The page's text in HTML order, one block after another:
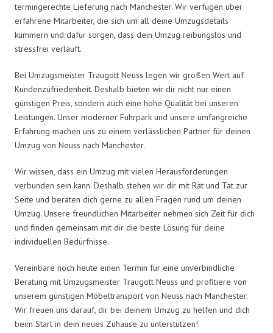
termingerechte Lieferung nach Manchester. Wir verfügen über
erfahrene Mitarbeiter, die sich um all deine Umzugsdetails
kümmern und dafür sorgen, dass dein Umzug reibungslos und
stressfrei verläuft.
Bei Umzugsmeister Traugott Neuss legen wir großen Wert auf
Kundenzufriedenheit. Deshalb bieten wir dir nicht nur einen
günstigen Preis, sondern auch eine hohe Qualität bei unseren
Leistungen. Unser moderner Fuhrpark und unsere umfangreiche
Erfahrung machen uns zu einem verlässlichen Partner für deinen
Umzug von Neuss nach Manchester.
Wir wissen, dass ein Umzug mit vielen Herausforderungen
verbunden sein kann. Deshalb stehen wir dir mit Rat und Tat zur
Seite und beraten dich gerne zu allen Fragen rund um deinen
Umzug. Unsere freundlichen Mitarbeiter nehmen sich Zeit für dich
und finden gemeinsam mit dir die beste Lösung für deine
individuellen Bedürfnisse.
Vereinbare noch heute einen Termin für eine unverbindliche
Beratung mit Umzugsmeister Traugott Neuss und profitiere von
unserem günstigen Möbeltransport von Neuss nach Manchester.
Wir freuen uns darauf, dir bei deinem Umzug zu helfen und dich
beim Start in dein neues Zuhause zu unterstützen!